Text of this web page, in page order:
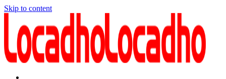
Skip to content